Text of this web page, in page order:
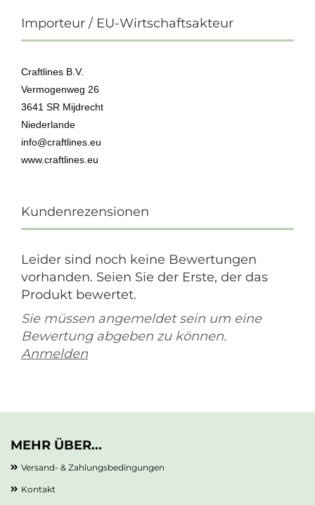
Importeur / EU-Wirtschaftsakteur
Craftlines B.V.
Vermogenweg 26
3641 SR Mijdrecht
Niederlande
info@craftlines.eu
www.craftlines.eu
Kundenrezensionen
Leider sind noch keine Bewertungen
vorhanden. Seien Sie der Erste, der das
Produkt bewertet.
Sie müssen angemeldet sein um eine
Bewertung abgeben zu können.
Anmelden
MEHR ÜBER...
Versand- & Zahlungsbedingungen
Kontakt